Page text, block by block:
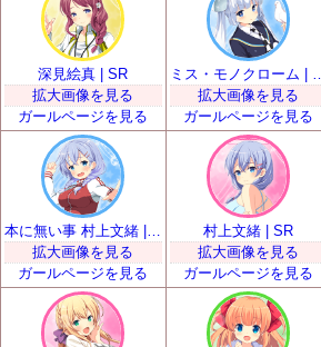
深見絵真 | SR
拡大画像を見る
ガールページを見る
拡大画像を見る
ガールページを見る
拡大画像を見る
ガールページを見る
村上文緒 | SR
拡大画像を見る
ガールページを見る